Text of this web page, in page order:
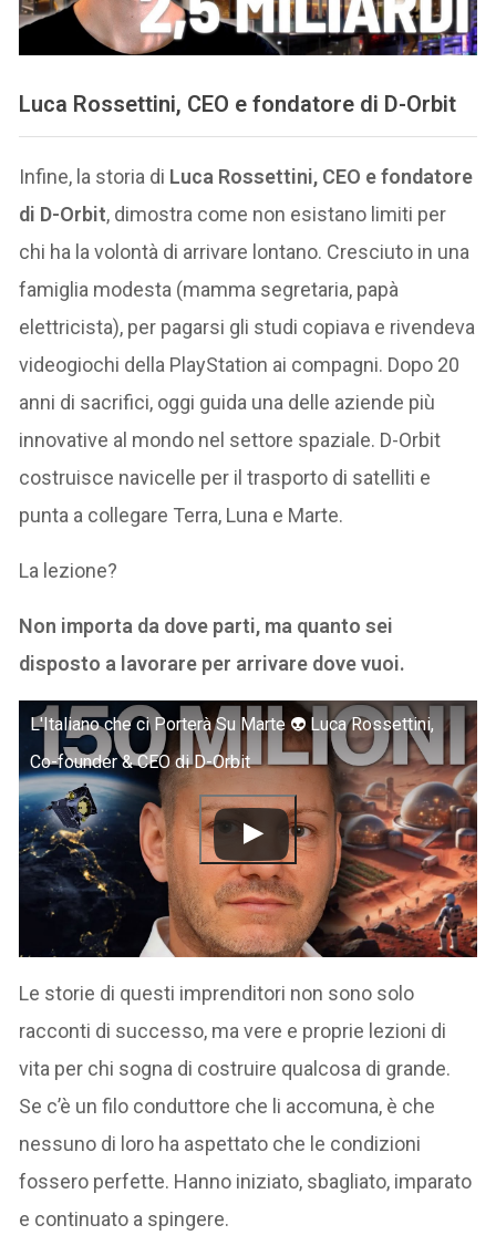
Luca Rossettini, CEO e fondatore di D-Orbit
Infine, la storia di Luca Rossettini, CEO e fondatore
di D-Orbit, dimostra come non esistano limiti per
chi ha la volontà di arrivare lontano. Cresciuto in una
famiglia modesta (mamma segretaria, papà
elettricista), per pagarsi gli studi copiava e rivendeva
videogiochi della PlayStation ai compagni. Dopo 20
anni di sacrifici, oggi guida una delle aziende più
innovative al mondo nel settore spaziale. D-Orbit
costruisce navicelle per il trasporto di satelliti e
punta a collegare Terra, Luna e Marte.
La lezione?
Non importa da dove parti, ma quanto sei
disposto a lavorare per arrivare dove vuoi.
L'Italiano che ci Porterà Su Marte 👽 Luca Rossettini,
Co-founder & CEO di D-Orbit
Le storie di questi imprenditori non sono solo
racconti di successo, ma vere e proprie lezioni di
vita per chi sogna di costruire qualcosa di grande.
Se c’è un filo conduttore che li accomuna, è che
nessuno di loro ha aspettato che le condizioni
fossero perfette. Hanno iniziato, sbagliato, imparato
e continuato a spingere.